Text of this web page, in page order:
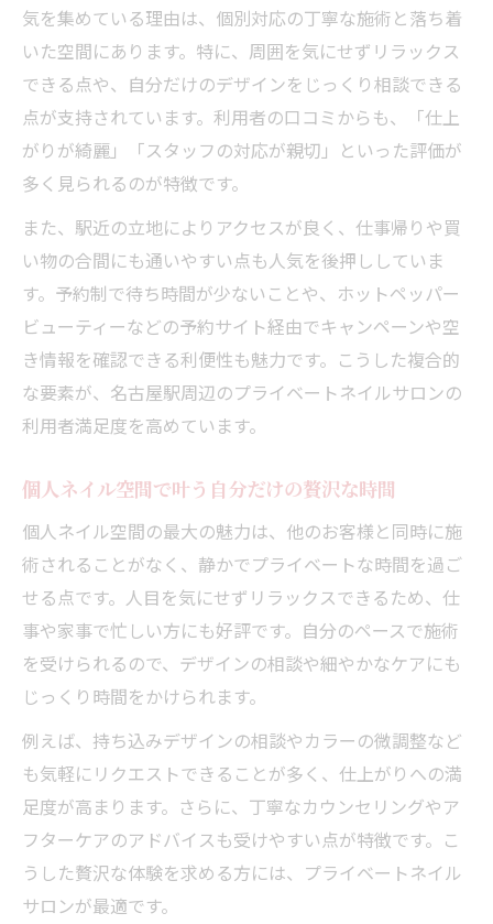
気を集めている理由は、個別対応の丁寧な施術と落ち着
いた空間にあります。特に、周囲を気にせずリラックス
できる点や、自分だけのデザインをじっくり相談できる
点が支持されています。利用者の口コミからも、「仕上
がりが綺麗」「スタッフの対応が親切」といった評価が
多く見られるのが特徴です。
また、駅近の立地によりアクセスが良く、仕事帰りや買
い物の合間にも通いやすい点も人気を後押ししていま
す。予約制で待ち時間が少ないことや、ホットペッパー
ビューティーなどの予約サイト経由でキャンペーンや空
き情報を確認できる利便性も魅力です。こうした複合的
な要素が、名古屋駅周辺のプライベートネイルサロンの
利用者満足度を高めています。
個人ネイル空間で叶う自分だけの贅沢な時間
個人ネイル空間の最大の魅力は、他のお客様と同時に施
術されることがなく、静かでプライベートな時間を過ご
せる点です。人目を気にせずリラックスできるため、仕
事や家事で忙しい方にも好評です。自分のペースで施術
を受けられるので、デザインの相談や細やかなケアにも
じっくり時間をかけられます。
例えば、持ち込みデザインの相談やカラーの微調整など
も気軽にリクエストできることが多く、仕上がりへの満
足度が高まります。さらに、丁寧なカウンセリングやア
フターケアのアドバイスも受けやすい点が特徴です。こ
うした贅沢な体験を求める方には、プライベートネイル
サロンが最適です。